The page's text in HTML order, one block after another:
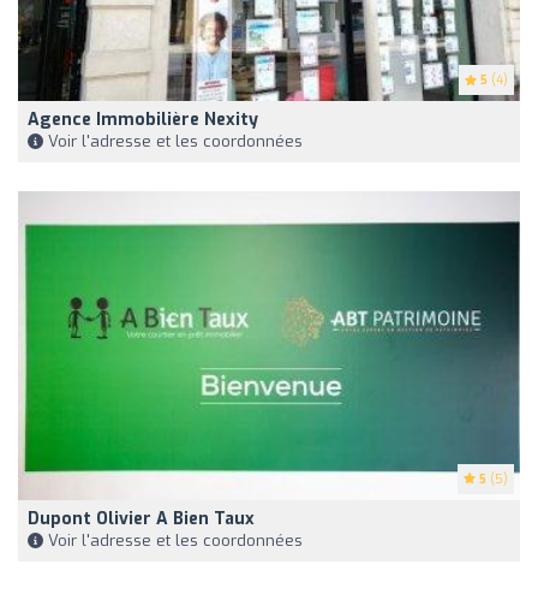
5 (4)
Agence Immobilière Nexity
Voir l'adresse et les coordonnées
5 (5)
Dupont Olivier A Bien Taux
Voir l'adresse et les coordonnées